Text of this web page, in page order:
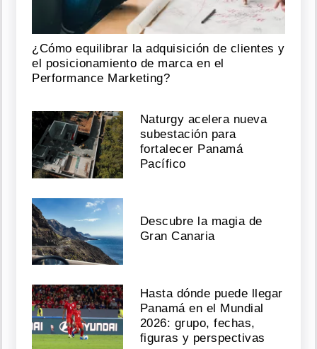
¿Cómo equilibrar la adquisición de clientes y
el posicionamiento de marca en el
Performance Marketing?
Naturgy acelera nueva
subestación para
fortalecer Panamá
Pacífico
Descubre la magia de
Gran Canaria
Hasta dónde puede llegar
Panamá en el Mundial
2026: grupo, fechas,
figuras y perspectivas